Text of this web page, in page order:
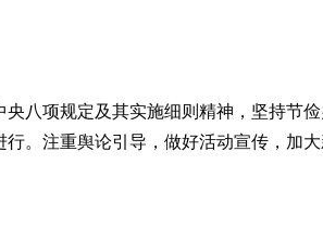
八项规定及其实施细则精神，坚持节
。注重舆论引导，做好活动宣传，加